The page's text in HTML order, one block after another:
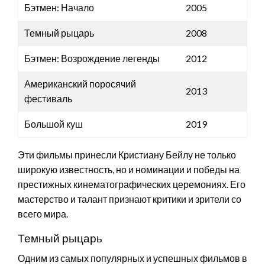
Бэтмен: Начало 2005
Темный рыцарь 2008
Бэтмен: Возрождение легенды 2012
Американский поросячий
фестиваль
2013
Большой куш 2019
Эти фильмы принесли Кристиану Бейлу не только
широкую известность, но и номинации и победы на
престижных кинематографических церемониях. Его
мастерство и талант признают критики и зрители со
всего мира.
Темный рыцарь
Одним из самых популярных и успешных фильмов в